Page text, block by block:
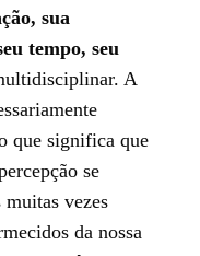
sua
tempo, seu
A
que significa que
se
vezes
da nossa